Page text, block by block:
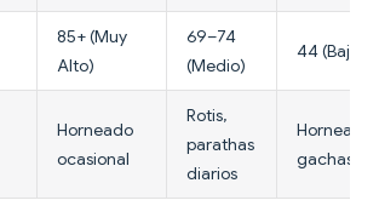
85+ (Muy
Alto)
69–74
(Medio)
44 (Bajo)
Horneado
ocasional
Rotis,
parathas
diarios
Horneado,
gachas